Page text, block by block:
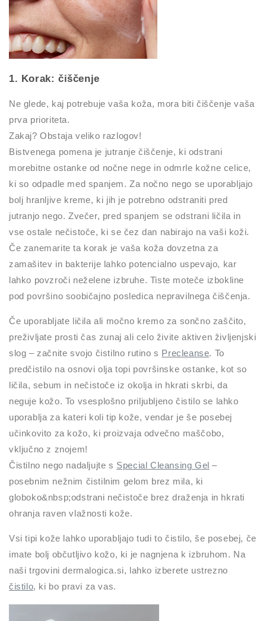
1. Korak: čiščenje
Ne glede, kaj potrebuje vaša koža, mora biti čiščenje vaša
prva prioriteta.
Zakaj? Obstaja veliko razlogov!
Bistvenega pomena je jutranje čiščenje, ki odstrani
morebitne ostanke od nočne nege in odmrle kožne celice,
ki so odpadle med spanjem. Za nočno nego se uporabljajo
bolj hranljive kreme, ki jih je potrebno odstraniti pred
jutranjo nego. Zvečer, pred spanjem se odstrani ličila in
vse ostale nečistoče, ki se čez dan nabirajo na vaši koži.
Če zanemarite ta korak je vaša koža dovzetna za
zamašitev in bakterije lahko potencialno uspevajo, kar
lahko povzroči neželene izbruhe. Tiste moteče izbokline
pod površino soobičajno posledica nepravilnega čiščenja.
Če uporabljate ličila ali močno kremo za sončno zaščito,
preživljate prosti čas zunaj ali celo živite aktiven življenjski
slog – začnite svojo čistilno rutino s Precleanse. To
predčistilo na osnovi olja topi površinske ostanke, kot so
ličila, sebum in nečistoče iz okolja in hkrati skrbi, da
neguje kožo. To vsesplošno priljubljeno čistilo se lahko
uporablja za kateri koli tip kože, vendar je še posebej
učinkovito za kožo, ki proizvaja odvečno maščobo,
vključno z znojem!
Čistilno nego nadaljujte s Special Cleansing Gel –
posebnim nežnim čistilnim gelom brez mila, ki
globoko&nbsp;odstrani nečistoče brez draženja in hkrati
ohranja raven vlažnosti kože.
Vsi tipi kože lahko uporabljajo tudi to čistilo, še posebej, če
imate bolj občutljivo kožo, ki je nagnjena k izbruhom. Na
naši trgovini dermalogica.si, lahko izberete ustrezno
čistilo, ki bo pravi za vas.